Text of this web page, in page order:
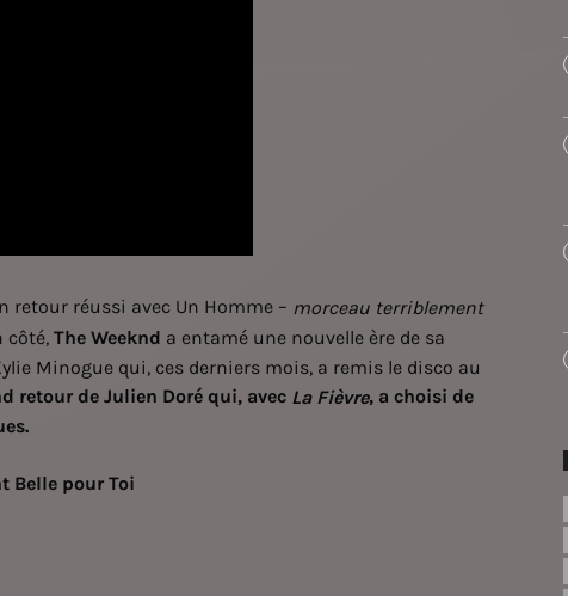
retour réussi avec Un Homme – morceau terriblement
côté, The Weeknd a entamé une nouvelle ère de sa
Minogue qui, ces derniers mois, a remis le disco au
retour de Julien Doré qui, avec La Fièvre, a choisi de
Belle pour Toi